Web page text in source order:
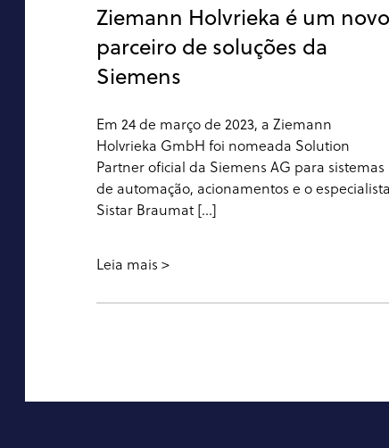
Ziemann Holvrieka é um novo
parceiro de soluções da
Siemens
Em 24 de março de 2023, a Ziemann
Holvrieka GmbH foi nomeada Solution
Partner oficial da Siemens AG para sistemas
de automação, acionamentos e o especialista
Sistar Braumat [...]
Leia mais